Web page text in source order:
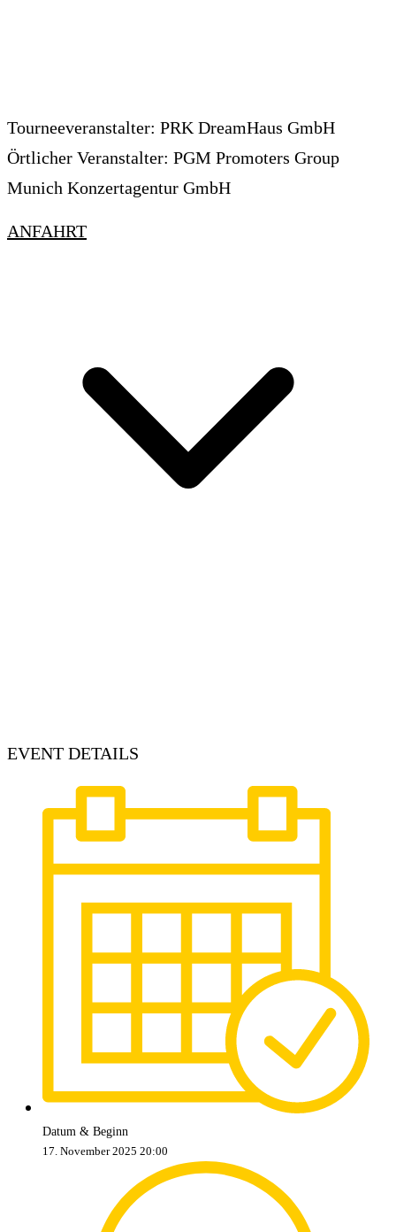
Tourneeveranstalter: PRK DreamHaus GmbH
Örtlicher Veranstalter: PGM Promoters Group
Munich Konzertagentur GmbH
ANFAHRT
EVENT DETAILS
Datum & Beginn
17. November 2025 20:00